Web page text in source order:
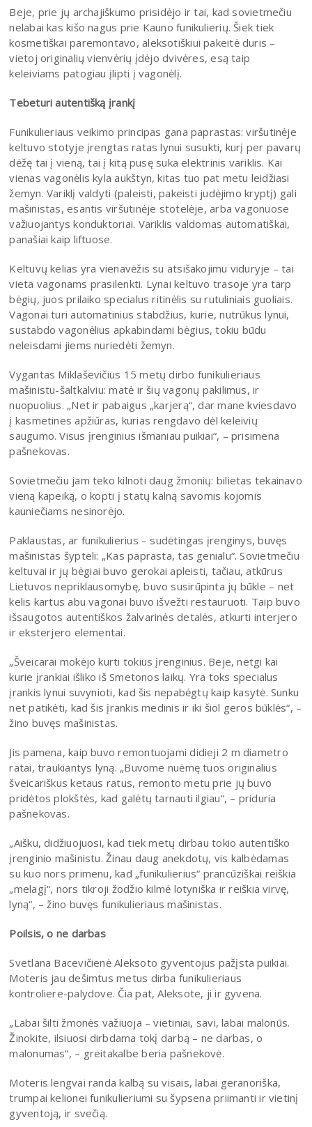
Beje, prie jų archajiškumo prisidėjo ir tai, kad sovietmečiu
nelabai kas kišo nagus prie Kauno funikulierių. Šiek tiek
kosmetiškai paremontavo, aleksotiškiui pakeitė duris –
vietoj originalių vienvėrių įdėjo dvivėres, esą taip
keleiviams patogiau įlipti į vagonėlį.
Tebeturi autentišką įrankį
Funikulieriaus veikimo principas gana paprastas: viršutinėje
keltuvo stotyje įrengtas ratas lynui susukti, kurį per pavarų
dėžę tai į vieną, tai į kitą pusę suka elektrinis variklis. Kai
vienas vagonėlis kyla aukštyn, kitas tuo pat metu leidžiasi
žemyn. Variklį valdyti (paleisti, pakeisti judėjimo kryptį) gali
mašinistas, esantis viršutinėje stotelėje, arba vagonuose
važiuojantys konduktoriai. Variklis valdomas automatiškai,
panašiai kaip liftuose.
Keltuvų kelias yra vienavėžis su atsišakojimu viduryje – tai
vieta vagonams prasilenkti. Lynai keltuvo trasoje yra tarp
bėgių, juos prilaiko specialus ritinėlis su rutuliniais guoliais.
Vagonai turi automatinius stabdžius, kurie, nutrūkus lynui,
sustabdo vagonėlius apkabindami bėgius, tokiu būdu
neleisdami jiems nuriedėti žemyn.
Vygantas Miklaševičius 15 metų dirbo funikulieriaus
mašinistu-šaltkalviu: matė ir šių vagonų pakilimus, ir
nuopuolius. „Net ir pabaigus „karjerą“, dar mane kviesdavo
į kasmetines apžiūras, kurias rengdavo dėl keleivių
saugumo. Visus įrenginius išmaniau puikiai“, – prisimena
pašnekovas.
Sovietmečiu jam teko kilnoti daug žmonių: bilietas tekainavo
vieną kapeiką, o kopti į statų kalną savomis kojomis
kauniečiams nesinorėjo.
Paklaustas, ar funikulierius – sudėtingas įrenginys, buvęs
mašinistas šypteli: „Kas paprasta, tas genialu“. Sovietmečiu
keltuvai ir jų bėgiai buvo gerokai apleisti, tačiau, atkūrus
Lietuvos nepriklausomybę, buvo susirūpinta jų būkle – net
kelis kartus abu vagonai buvo išvežti restauruoti. Taip buvo
išsaugotos autentiškos žalvarinės detalės, atkurti interjero
ir eksterjero elementai.
„Šveicarai mokėjo kurti tokius įrenginius. Beje, netgi kai
kurie įrankiai išliko iš Smetonos laikų. Yra toks specialus
įrankis lynui suvynioti, kad šis nepabėgtų kaip kasytė. Sunku
net patikėti, kad šis įrankis medinis ir iki šiol geros būklės“, –
žino buvęs mašinistas.
Jis pamena, kaip buvo remontuojami didieji 2 m diametro
ratai, traukiantys lyną. „Buvome nuėmę tuos originalius
šveicariškus ketaus ratus, remonto metu prie jų buvo
pridėtos plokštės, kad galėtų tarnauti ilgiau“, – priduria
pašnekovas.
„Aišku, didžiuojuosi, kad tiek metų dirbau tokio autentiško
įrenginio mašinistu. Žinau daug anekdotų, vis kalbėdamas
su kuo nors primenu, kad „funikulierius“ prancūziškai reiškia
„melagį“, nors tikroji žodžio kilmė lotyniška ir reiškia virvę,
lyną“, – žino buvęs funikulieriaus mašinistas.
Poilsis, o ne darbas
Svetlana Bacevičienė Aleksoto gyventojus pažįsta puikiai.
Moteris jau dešimtus metus dirba funikulieriaus
kontroliere-palydove. Čia pat, Aleksote, ji ir gyvena.
„Labai šilti žmonės važiuoja – vietiniai, savi, labai malonūs.
Žinokite, ilsiuosi dirbdama tokį darbą – ne darbas, o
malonumas“, – greitakalbe beria pašnekovė.
Moteris lengvai randa kalbą su visais, labai geranoriška,
trumpai kelionei funikulieriumi su šypsena priimanti ir vietinį
gyventoją, ir svečią.